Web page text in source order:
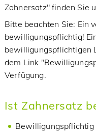
Zahnersatz" finden Sie
Bitte beachten Sie: Ein
bewilligungspflichtig!
bewilligungspflichtigen
dem Link
Verfügung.
Ist Zahnersatz
Bewilligungspflichtig